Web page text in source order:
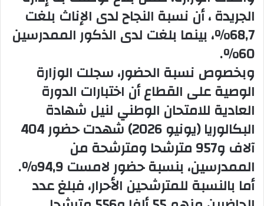
الجريدة ، أن نسبة النجاح لدى الإناث بلغت
68,7%، بينما بلغت لدى الذكور الممدرسين
60%.
وبخصوص نسبة الحضور، سجلت الوزارة
الوصية على القطاع أن اختبارات الدورة
العادية للامتحان الوطني لنيل شهادة
البكالوريا (يونيو 2026) شهدت حضور 404
آلاف و957 مترشحا ومترشحة من
الممدرسين، بنسبة حضور لامست 94,9%.
أما بالنسبة للمترشحين الأحرار، فبلغ عدد